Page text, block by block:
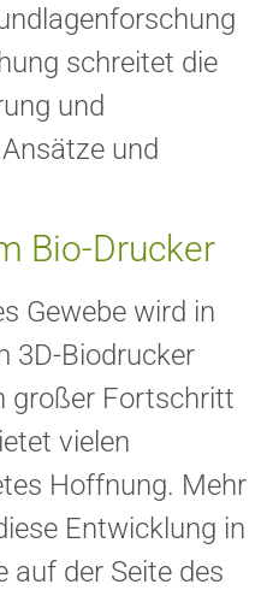
schreitet die
und
und
Bio-Drucker
Gewebe wird in
3D-Biodrucker
großer Fortschritt
vielen
Hoffnung. Mehr
Entwicklung in
auf der Seite des